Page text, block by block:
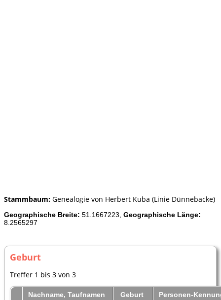
Stammbaum: Genealogie von Herbert Kuba (Linie Dünnebacke)
Geographische Breite: 51.1667223, Geographische Länge:
8.2565297
Geburt
Treffer 1 bis 3 von 3
Nachname, Taufnamen Geburt Personen-